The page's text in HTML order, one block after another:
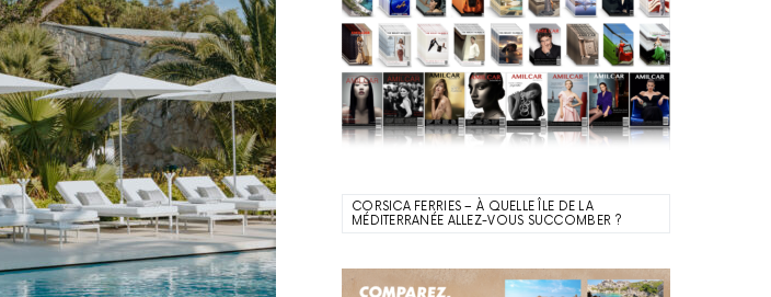
CORSICA FERRIES – À QUELLE ÎLE DE LA
MÉDITERRANÉE ALLEZ-VOUS SUCCOMBER ?